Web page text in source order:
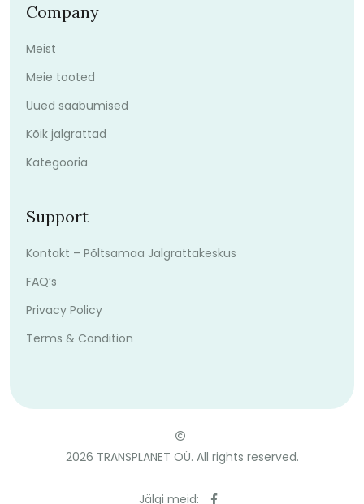
Company
Meist
Meie tooted
Uued saabumised
Kõik jalgrattad
Kategooria
Support
Kontakt – Põltsamaa Jalgrattakeskus
FAQ’s
Privacy Policy
Terms & Condition
2026 TRANSPLANET OÜ. All rights reserved.
Jälgi meid: